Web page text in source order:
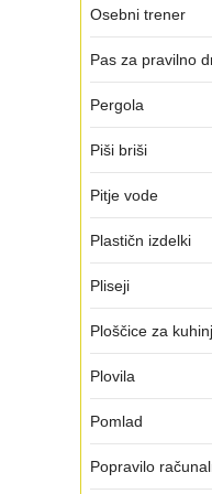
Osebni trener
Pas za pravilno
Pergola
Piši briši
Pitje vode
Plastičn izdelki
Pliseji
Ploščice za
Plovila
Pomlad
Popravilo